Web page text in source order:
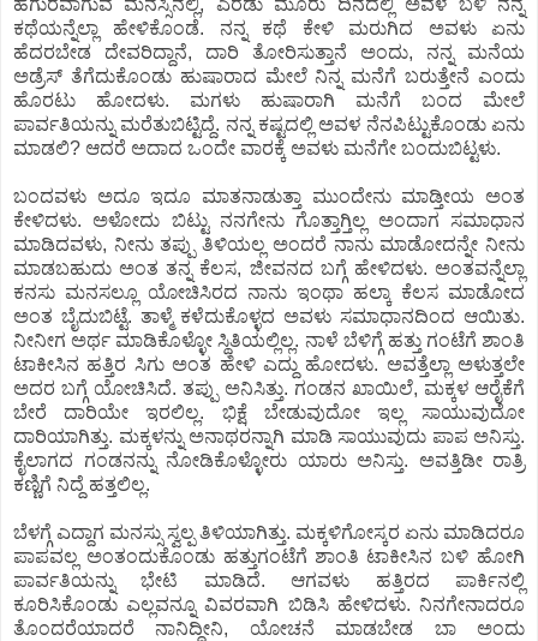
ಹಗುರವಾಗುವ ಮನಸ್ಸಿನಲ್ಲಿ, ಎರಡು ಮೂರು ದಿನದಲ್ಲಿ ಅವಳ ಬಳಿ ನನ್ನ
ಕಥೆಯನ್ನೆಲ್ಲಾ ಹೇಳಿಕೊಂಡೆ. ನನ್ನ ಕಥೆ ಕೇಳಿ ಮರುಗಿದ ಅವಳು ಏನು
ಹೆದರಬೇಡ ದೇವರಿದ್ದಾನೆ, ದಾರಿ ತೋರಿಸುತ್ತಾನೆ ಅಂದು, ನನ್ನ ಮನೆಯ
ಅಡ್ರೆಸ್ ತೆಗೆದುಕೊಂಡು ಹುಷಾರಾದ ಮೇಲೆ ನಿನ್ನ ಮನೆಗೆ ಬರುತ್ತೇನೆ ಎಂದು
ಹೊರಟು ಹೋದಳು. ಮಗಳು ಹುಷಾರಾಗಿ ಮನೆಗೆ ಬಂದ ಮೇಲೆ
ಪಾರ್ವತಿಯನ್ನು ಮರೆತುಬಿಟ್ಟಿದ್ದೆ. ನನ್ನ ಕಷ್ಟದಲ್ಲಿ ಅವಳ ನೆನಪಿಟ್ಟುಕೊಂಡು ಏನು
ಮಾಡಲಿ? ಆದರೆ ಅದಾದ ಒಂದೇ ವಾರಕ್ಕೆ ಅವಳು ಮನೆಗೇ ಬಂದುಬಿಟ್ಟಳು.
ಬಂದವಳು ಅದೂ ಇದೂ ಮಾತನಾಡುತ್ತಾ ಮುಂದೇನು ಮಾಡ್ತೀಯ ಅಂತ
ಕೇಳಿದಳು. ಅಳೋದು ಬಿಟ್ಟು ನನಗೇನು ಗೊತ್ತಾಗ್ತಿಲ್ಲ ಅಂದಾಗ ಸಮಾಧಾನ
ಮಾಡಿದವಳು, ನೀನು ತಪ್ಪು ತಿಳಿಯಲ್ಲ ಅಂದರೆ ನಾನು ಮಾಡೋದನ್ನೇ ನೀನು
ಮಾಡಬಹುದು ಅಂತ ತನ್ನ ಕೆಲಸ, ಜೀವನದ ಬಗ್ಗೆ ಹೇಳಿದಳು. ಅಂತವನ್ನೆಲ್ಲಾ
ಕನಸು ಮನಸಲ್ಲೂ ಯೋಚಿಸಿರದ ನಾನು ಇಂಥಾ ಹಲ್ಕಾ ಕೆಲಸ ಮಾಡೋದ
ಅಂತ ಬೈದುಬಿಟ್ಟೆ. ತಾಳ್ಮೆ ಕಳೆದುಕೊಳ್ಳದ ಅವಳು ಸಮಾಧಾನದಿಂದ ಆಯಿತು.
ನೀನೀಗ ಅರ್ಥ ಮಾಡಿಕೊಳ್ಳೋ ಸ್ಥಿತಿಯಲ್ಲಿಲ್ಲ. ನಾಳೆ ಬೆಳಿಗ್ಗೆ ಹತ್ತು ಗಂಟೆಗೆ ಶಾಂತಿ
ಟಾಕೀಸಿನ ಹತ್ತಿರ ಸಿಗು ಅಂತ ಹೇಳಿ ಎದ್ದು ಹೋದಳು. ಅವತ್ತೆಲ್ಲಾ ಅಳುತ್ತಲೇ
ಅದರ ಬಗ್ಗೆ ಯೋಚಿಸಿದೆ. ತಪ್ಪು ಅನಿಸಿತ್ತು. ಗಂಡನ ಖಾಯಿಲೆ, ಮಕ್ಕಳ ಆರೈಕೆಗೆ
ಬೇರೆ ದಾರಿಯೇ ಇರಲಿಲ್ಲ. ಭಿಕ್ಷೆ ಬೇಡುವುದೋ ಇಲ್ಲ ಸಾಯುವುದೋ
ದಾರಿಯಾಗಿತ್ತು. ಮಕ್ಕಳನ್ನು ಅನಾಥರನ್ನಾಗಿ ಮಾಡಿ ಸಾಯುವುದು ಪಾಪ ಅನಿಸ್ತು.
ಕೈಲಾಗದ ಗಂಡನನ್ನು ನೋಡಿಕೊಳ್ಳೋರು ಯಾರು ಅನಿಸ್ತು. ಅವತ್ತಿಡೀ ರಾತ್ರಿ
ಕಣ್ಣಿಗೆ ನಿದ್ದೆ ಹತ್ತಲಿಲ್ಲ.
ಬೆಳಗ್ಗೆ ಎದ್ದಾಗ ಮನಸ್ಸು ಸ್ವಲ್ಪ ತಿಳಿಯಾಗಿತ್ತು. ಮಕ್ಕಳಿಗೋಸ್ಕರ ಏನು ಮಾಡಿದರೂ
ಪಾಪವಲ್ಲ ಅಂತಂದುಕೊಂಡು ಹತ್ತುಗಂಟೆಗೆ ಶಾಂತಿ ಟಾಕೀಸಿನ ಬಳಿ ಹೋಗಿ
ಪಾರ್ವತಿಯನ್ನು ಭೇಟಿ ಮಾಡಿದೆ. ಆಗವಳು ಹತ್ತಿರದ ಪಾರ್ಕಿನಲ್ಲಿ
ಕೂರಿಸಿಕೊಂಡು ಎಲ್ಲವನ್ನೂ ವಿವರವಾಗಿ ಬಿಡಿಸಿ ಹೇಳಿದಳು. ನಿನಗೇನಾದರೂ
ತೊಂದರೆಯಾದರೆ ನಾನಿದ್ದೀನಿ, ಯೋಚನೆ ಮಾಡಬೇಡ ಬಾ ಅಂದು